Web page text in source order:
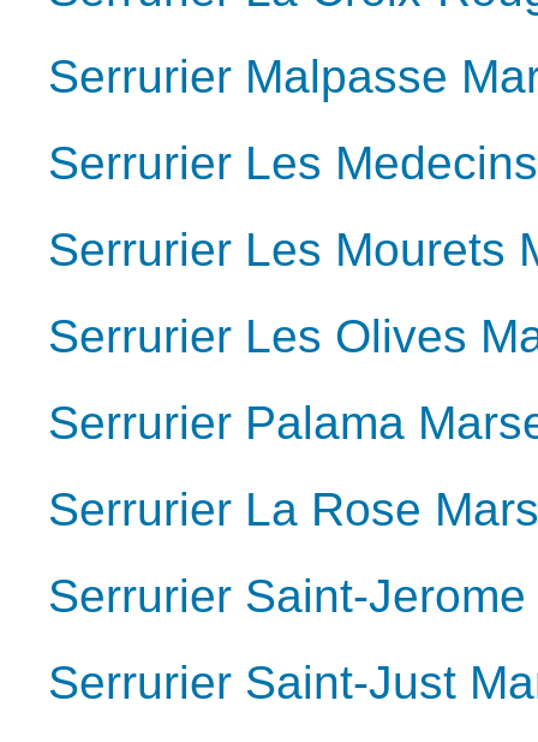
Serrurier Malpasse
Serrurier Les
Serrurier Les Mourets
Serrurier Les Olives
Serrurier Palama
Serrurier La Rose
Serrurier Saint-
Serrurier Saint-Just